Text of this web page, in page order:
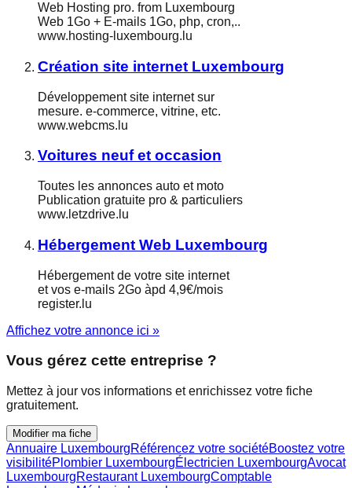
Web Hosting pro. from Luxembourg
Web 1Go + E-mails 1Go, php, cron,..
www.hosting-luxembourg.lu
Création site internet Luxembourg
Développement site internet sur
mesure. e-commerce, vitrine, etc.
www.webcms.lu
Voitures neuf et occasion
Toutes les annonces auto et moto
Publication gratuite pro & particuliers
www.letzdrive.lu
Hébergement Web Luxembourg
Hébergement de votre site internet
et vos e-mails 2Go àpd 4,9€/mois
register.lu
Affichez votre annonce ici »
Vous gérez cette entreprise ?
Mettez à jour vos informations et enrichissez votre fiche
gratuitement.
Modifier ma fiche
Annuaire LuxembourgRéférencez votre sociétéBoostez votre
visibilitéPlombier LuxembourgÉlectricien LuxembourgAvocat
LuxembourgRestaurant LuxembourgComptable